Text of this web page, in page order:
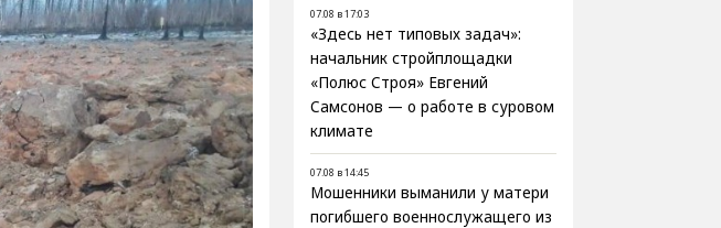
07.08 в 17:03
«Здесь нет типовых задач»:
начальник стройплощадки
«Полюс Строя» Евгений
Самсонов — о работе в суровом
климате
07.08 в 14:45
Мошенники выманили у матери
погибшего военнослужащего из